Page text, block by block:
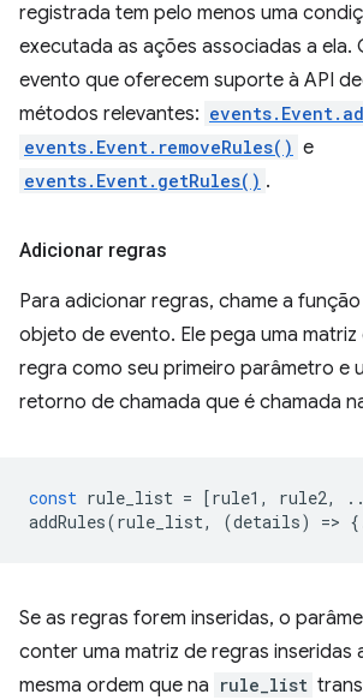
registrada tem pelo menos uma
executada as ações associadas a ela.
evento que oferecem suporte à API
métodos relevantes:
events.Event.removeRules() e
events.Event.getRules() .
Adicionar regras
Para adicionar regras, chame a função
objeto de evento. Ele pega uma
regra como seu primeiro parâmetro e
retorno de chamada que é chamada
const rule_list = [rule1 , rule2,
addRules(rule_list, (details) =>
Se as regras forem inseridas, o
conter uma matriz de regras inseridas
mesma ordem que na rule_list